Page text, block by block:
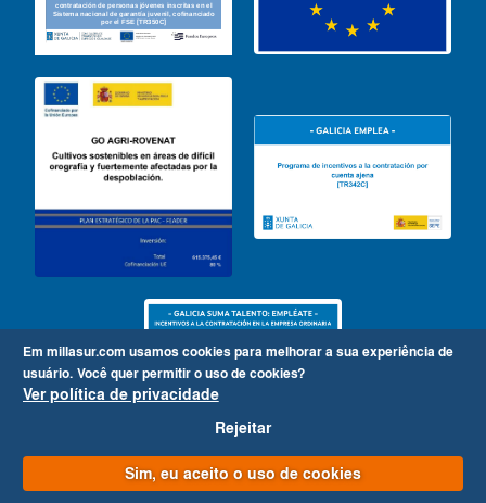
Em millasur.com usamos cookies para melhorar a sua experiência de
usuário. Você quer permitir o uso de cookies?
Ver política de privacidade
Rejeitar
Sim, eu aceito o uso de cookies